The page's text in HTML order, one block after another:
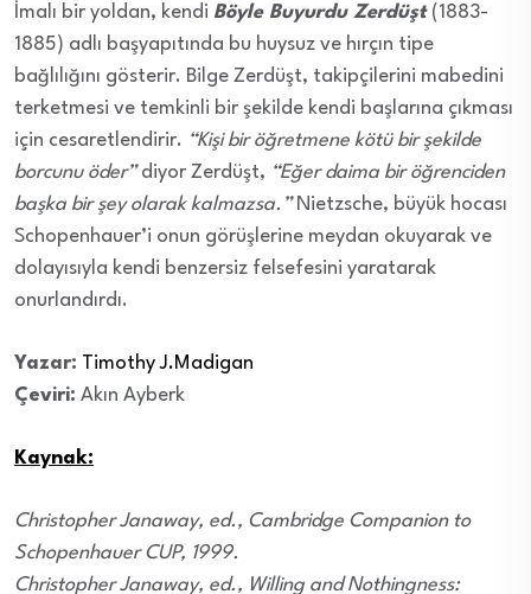
İmalı bir yoldan, kendi Böyle Buyurdu Zerdüşt(1883-
1885) adlı başyapıtında bu huysuz ve hırçın tipe
bağlılığını gösterir. Bilge Zerdüşt, takipçilerini mabedini
terketmesi ve temkinli bir şekilde kendi başlarına çıkması
için cesaretlendirir. “Kişi bir öğretmene kötü bir şekilde
borcunu öder”diyor Zerdüşt, “Eğer daima bir öğrenciden
başka bir şey olarak kalmazsa.”Nietzsche, büyük hocası
Schopenhauer’i onun görüşlerine meydan okuyarak ve
dolayısıyla kendi benzersiz felsefesini yaratarak
onurlandırdı.
Yazar: Timothy J.Madigan
Çeviri: Akın Ayberk
Kaynak:
Christopher Janaway, ed., Cambridge Companion to
Schopenhauer CUP, 1999.
Christopher Janaway, ed., Willing and Nothingness: